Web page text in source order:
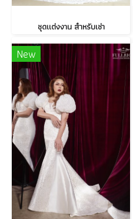
ชุดแต่งงาน สำหรับเช่า
New